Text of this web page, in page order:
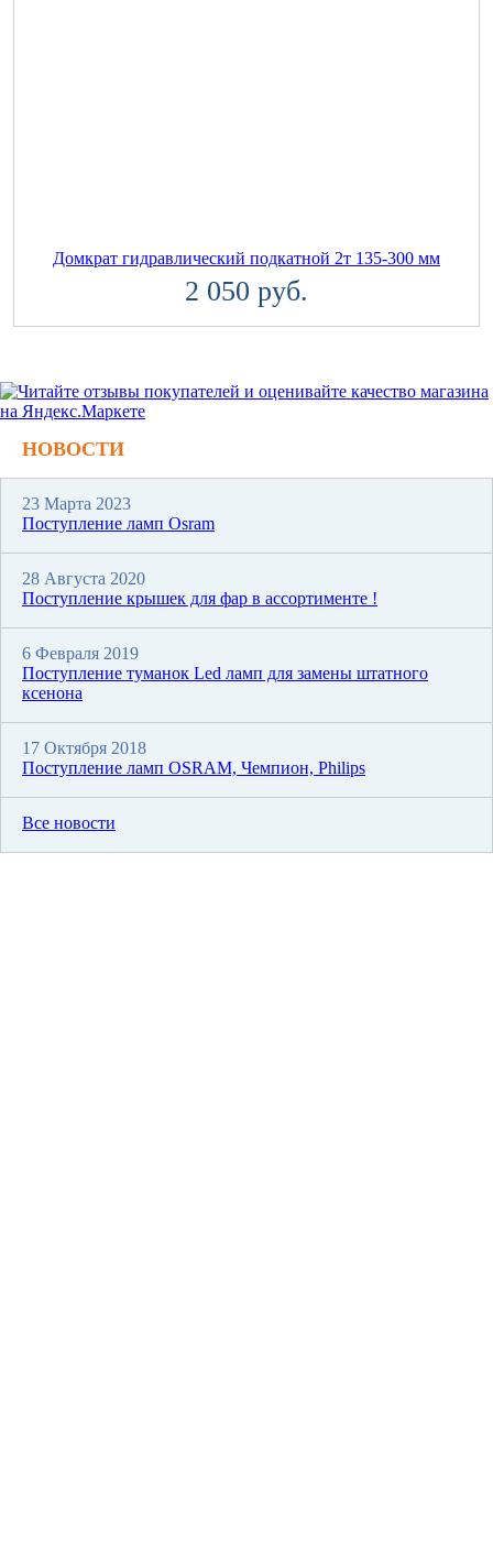
Домкрат гидравлический подкатной 2т 135-300 мм
2 050 руб.
НОВОСТИ
23 Марта 2023
Поступление ламп Osram
28 Августа 2020
Поступление крышек для фар в ассортименте !
6 Февраля 2019
Поступление туманок Led ламп для замены штатного
ксенона
17 Октября 2018
Поступление ламп OSRAM, Чемпион, Philips
Все новости